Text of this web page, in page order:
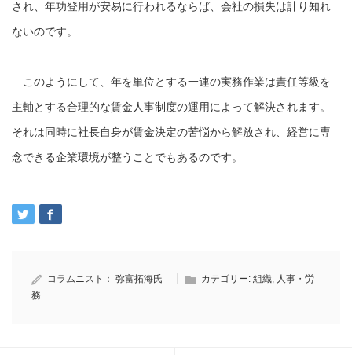
され、年功登用が安易に行われるならば、会社の損失は計り知れ
ないのです。
このようにして、年を単位とする一連の実務作業は責任等級を
主軸とする合理的な賃金人事制度の運用によって解決されます。
それは同時に社長自身が賃金決定の苦悩から解放され、経営に専
念できる企業環境が整うことでもあるのです。
コラムニスト： 弥富拓海氏 カテゴリー: 組織, 人事・労
務